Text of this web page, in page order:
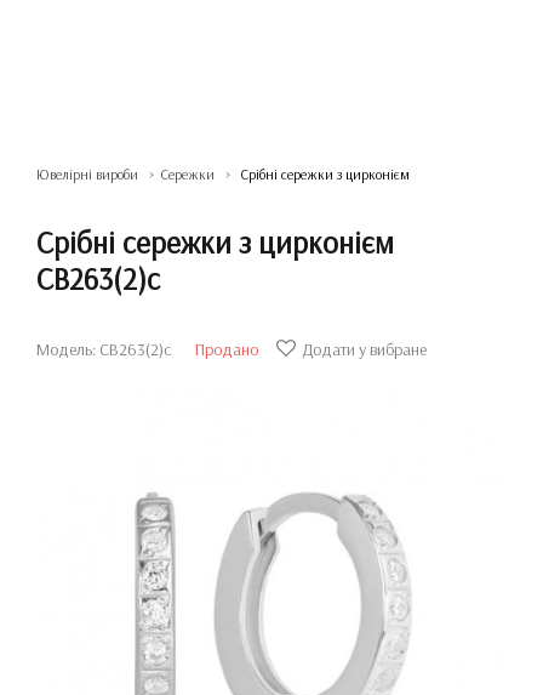
Ювелірні вироби Сережки Срібні сережки з цирконієм
Срібні сережки з цирконієм
СВ263(2)с
Модель: СВ263(2)с Продано Додати у вибране